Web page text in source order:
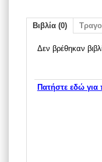
Βιβλία (0)
Δεν βρέθηκαν
Πατήστε εδώ για